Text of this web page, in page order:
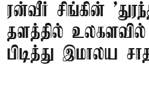
ரன்வீர் சிங்கின்
தளத்தில் உலகளவில்
பிடித்து இமாலய